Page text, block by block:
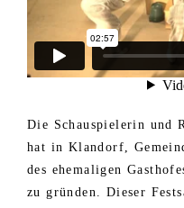
Die Schauspielerin und
hat in Klandorf,
des ehemaligen
zu gründen. Dieser